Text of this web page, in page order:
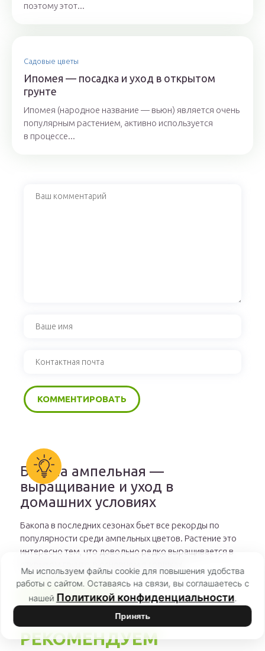
поэтому этот...
Садовые цветы
Ипомея — посадка и уход в открытом
грунте
Ипомея (народное название — вьюн) является очень
популярным растением, активно используется
в процессе...
Бакопа ампельная —
выращивание и уход в
домашних условиях
Бакопа в последних сезонах бьет все рекорды по
популярности среди ампельных цветов. Растение это
интересно тем, что довольно редко выращивается в
ЧИТАТЬ ДАЛЕЕ
РЕКОМЕНДУЕМ
Мы используем файлы cookie для повышения удобства
работы с сайтом. Оставаясь на связи, вы соглашаетесь с
нашей Политикой конфиденциальности.
Принять